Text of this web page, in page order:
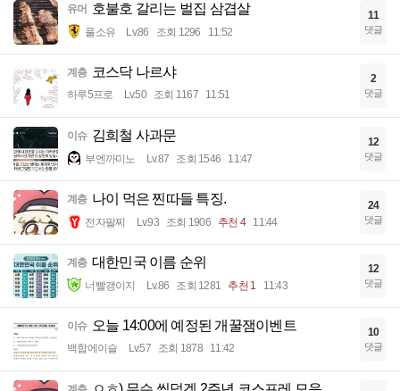
유머 호불호 갈리는 벌집 삼겹살
풀소유 Lv.86 조회 1296 11:52
11
댓글
계층 코스닥 나르샤
하루5프로 Lv.50 조회 1167 11:51
2
댓글
이슈 김희철 사과문
부엔까미노 Lv.87 조회 1546 11:47
12
댓글
계층 나이 먹은 찐따들 특징.
전자팔찌 Lv.93 조회 1906 추천 4 11:44
24
댓글
계층 대한민국 이름 순위
너빨갱이지 Lv.86 조회 1281 추천 1 11:43
12
댓글
이슈 오늘 14:00에 예정된 개꿀잼이벤트
백합에이슬 Lv.57 조회 1878 11:42
10
댓글